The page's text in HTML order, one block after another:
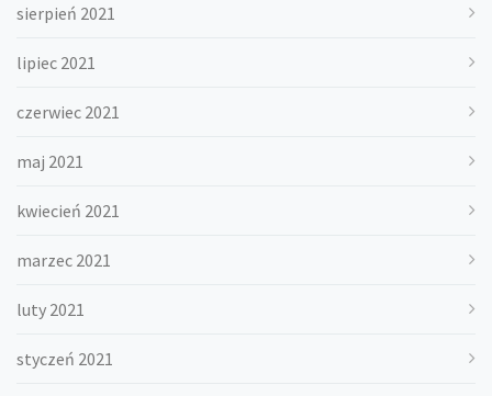
sierpień 2021
lipiec 2021
czerwiec 2021
maj 2021
kwiecień 2021
marzec 2021
luty 2021
styczeń 2021